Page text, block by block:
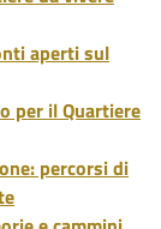
aperti sul
per il Quartiere
percorsi di